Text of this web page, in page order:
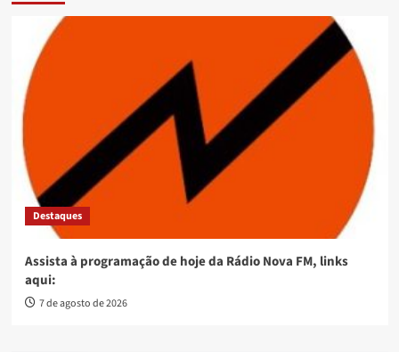
Destaques
Assista à programação de hoje da Rádio Nova FM, links
aqui:
7 de agosto de 2026